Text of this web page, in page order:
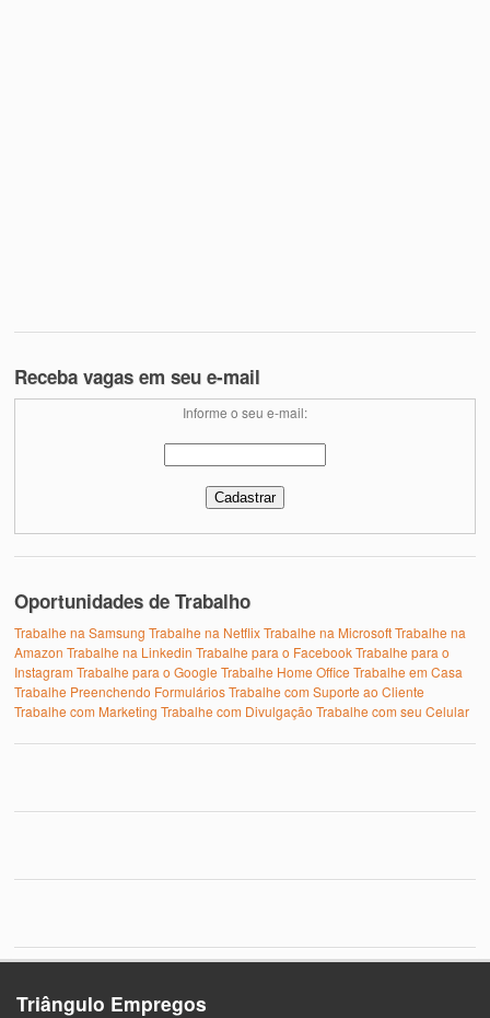
Receba vagas em seu e-mail
Informe o seu e-mail:
Oportunidades de Trabalho
Trabalhe na Samsung Trabalhe na NetflixTrabalhe na MicrosoftTrabalhe na
Amazon Trabalhe na Linkedin Trabalhe para o FacebookTrabalhe para o
Instagram Trabalhe para o Google Trabalhe Home Office Trabalhe em Casa
Trabalhe Preenchendo FormuláriosTrabalhe com Suporte ao Cliente
Trabalhe com Marketing Trabalhe com Divulgação Trabalhe com seu Celular
Triângulo Empregos